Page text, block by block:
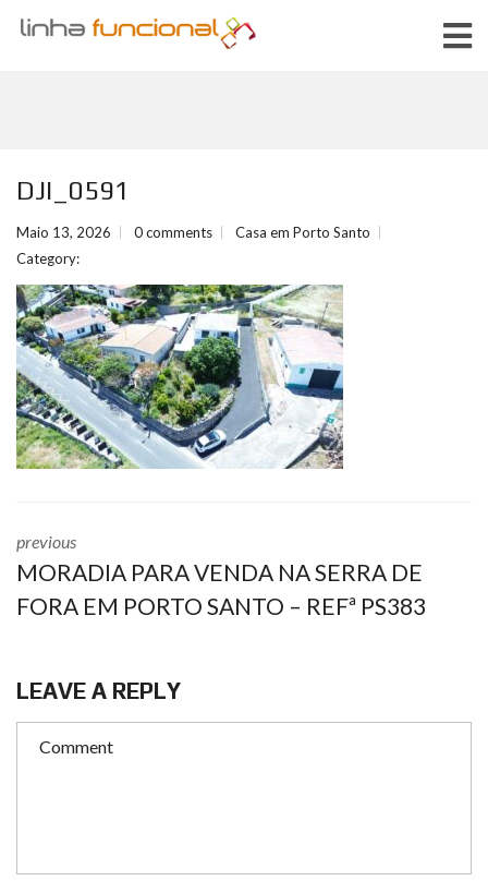
DJI_0591
Maio 13, 2026 0 comments
Casa em Porto Santo
Category:
previous
MORADIA PARA VENDA NA SERRA DE
FORA EM PORTO SANTO – REFª PS383
LEAVE A REPLY